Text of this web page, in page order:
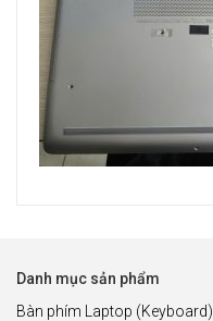
Danh mục sản phẩm
Bàn phím Laptop (Keyboard)